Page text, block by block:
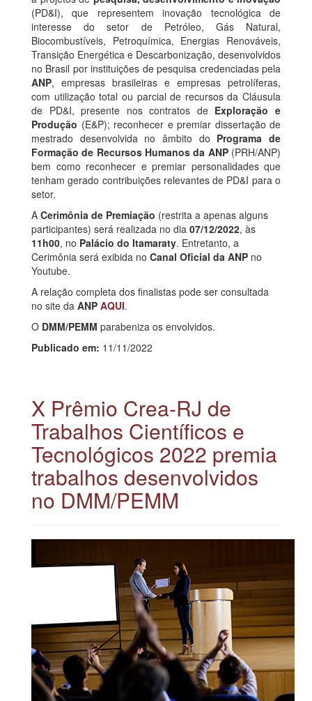
(PD&I), que representem inovação tecnológica de
interesse do setor de Petróleo, Gás Natural,
Biocombustíveis, Petroquímica, Energias Renováveis,
Transição Energética e Descarbonização, desenvolvidos
no Brasil por instituições de pesquisa credenciadas pela
ANP, empresas brasileiras e empresas petrolíferas,
com utilização total ou parcial de recursos da Cláusula
de PD&I, presente nos contratos de Exploração e
Produção (E&P); reconhecer e premiar dissertação de
mestrado desenvolvida no âmbito do Programa de
Formação de Recursos Humanos da ANP(PRH/ANP)
bem como reconhecer e premiar personalidades que
tenham gerado contribuições relevantes de PD&I para o
setor.
A Cerimônia de Premiação (restrita a apenas alguns
participantes) será realizada no dia 07/12/2022, às
11h00, no Palácio do Itamaraty. Entretanto, a
Cerimônia será exibida no Canal Oficial da ANP no
Youtube.
A relação completa dos finalistas pode ser consultada
no site da ANP AQUI.
O DMM/PEMM parabeniza os envolvidos.
Publicado em: 11/11/2022
X Prêmio Crea-RJ de
Trabalhos Científicos e
Tecnológicos 2022 premia
trabalhos desenvolvidos
no DMM/PEMM